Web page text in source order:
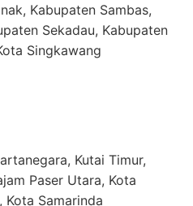
Kabupaten Sambas,
Sekadau, Kabupaten
Singkawang
Kutai Timur,
Paser Utara, Kota
Kota Samarinda